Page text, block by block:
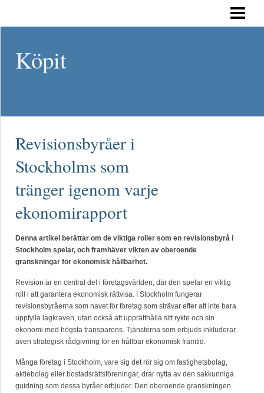
Köpit
Revisionsbyråer i
Stockholms som
tränger igenom varje
ekonomirapport
Denna artikel berättar om de viktiga roller som en revisionsbyrå i
Stockholm spelar, och framhäver vikten av oberoende
granskningar för ekonomisk hållbarhet.
Revision är en central del i företagsvärlden, där den spelar en viktig
roll i att garantera ekonomisk rättvisa. I Stockholm fungerar
revisionsbyråerna som navet för företag som strävar efter att inte bara
uppfylla lagkraven, utan också att upprätthålla sitt rykte och sin
ekonomi med högsta transparens. Tjänsterna som erbjuds inkluderar
även strategisk rådgivning för en hållbar ekonomisk framtid.
Många företag i Stockholm, vare sig det rör sig om fastighetsbolag,
aktiebolag eller bostadsrättsföreningar, drar nytta av den sakkunniga
guidning som dessa byråer erbjuder. Den oberoende granskningen